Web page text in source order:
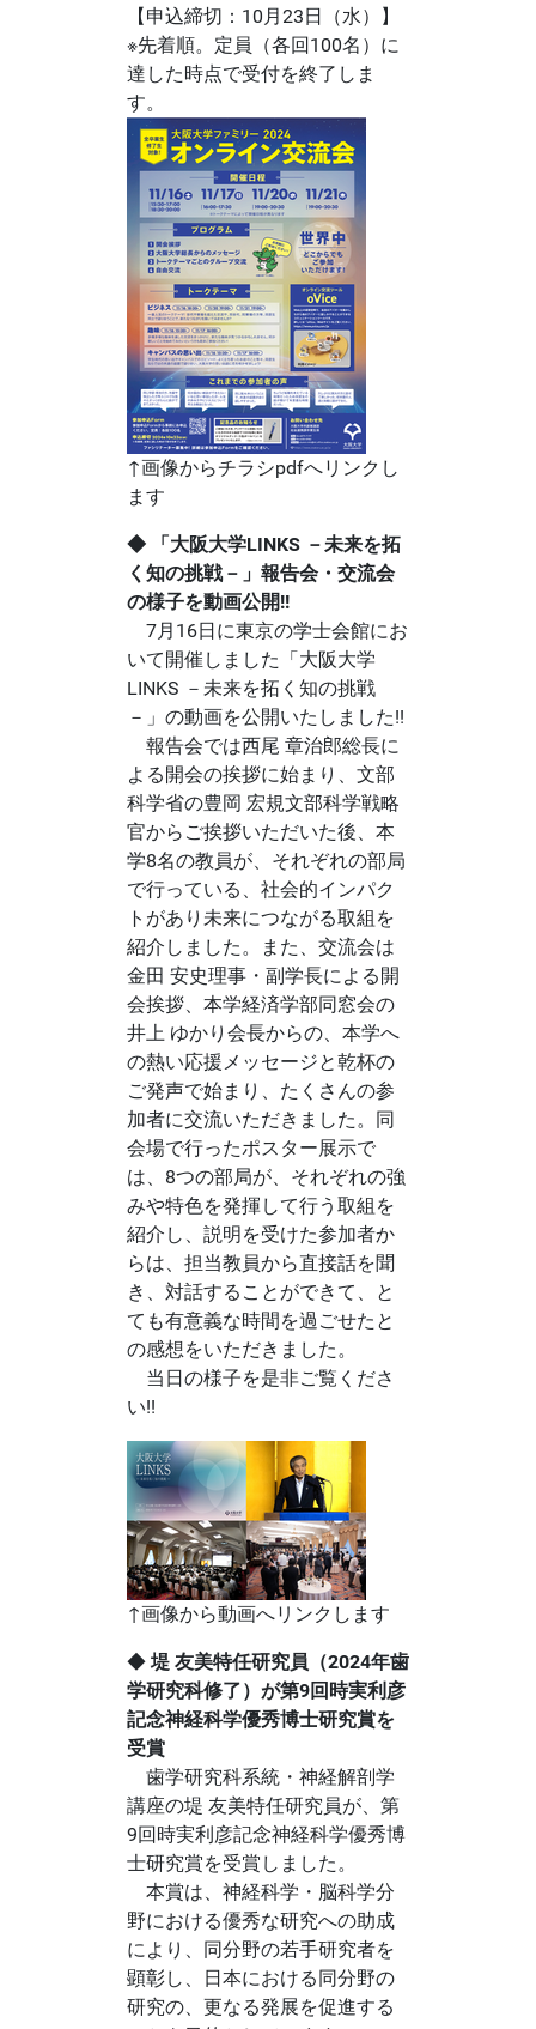
【申込締切：10月23日（水）】
※先着順。定員（各回100名）に
達した時点で受付を終了しま
す。
↑画像からチラシpdfへリンクし
ます
◆ 「大阪大学LINKS －未来を拓
く知の挑戦－」報告会・交流会
の様子を動画公開!!
7月16日に東京の学士会館にお
いて開催しました「大阪大学
LINKS －未来を拓く知の挑戦
－」の動画を公開いたしました!!
報告会では西尾 章治郎総長に
よる開会の挨拶に始まり、文部
科学省の豊岡 宏規文部科学戦略
官からご挨拶いただいた後、本
学8名の教員が、それぞれの部局
で行っている、社会的インパク
トがあり未来につながる取組を
紹介しました。また、交流会は
金田 安史理事・副学長による開
会挨拶、本学経済学部同窓会の
井上 ゆかり会長からの、本学へ
の熱い応援メッセージと乾杯の
ご発声で始まり、たくさんの参
加者に交流いただきました。同
会場で行ったポスター展示で
は、8つの部局が、それぞれの強
みや特色を発揮して行う取組を
紹介し、説明を受けた参加者か
らは、担当教員から直接話を聞
き、対話することができて、と
ても有意義な時間を過ごせたと
の感想をいただきました。
当日の様子を是非ご覧くださ
い!!
↑画像から動画へリンクします
◆ 堤 友美特任研究員（2024年歯
学研究科修了）が第9回時実利彦
記念神経科学優秀博士研究賞を
受賞
歯学研究科系統・神経解剖学
講座の堤 友美特任研究員が、第
9回時実利彦記念神経科学優秀博
士研究賞を受賞しました。
本賞は、神経科学・脳科学分
野における優秀な研究への助成
により、同分野の若手研究者を
顕彰し、日本における同分野の
研究の、更なる発展を促進する